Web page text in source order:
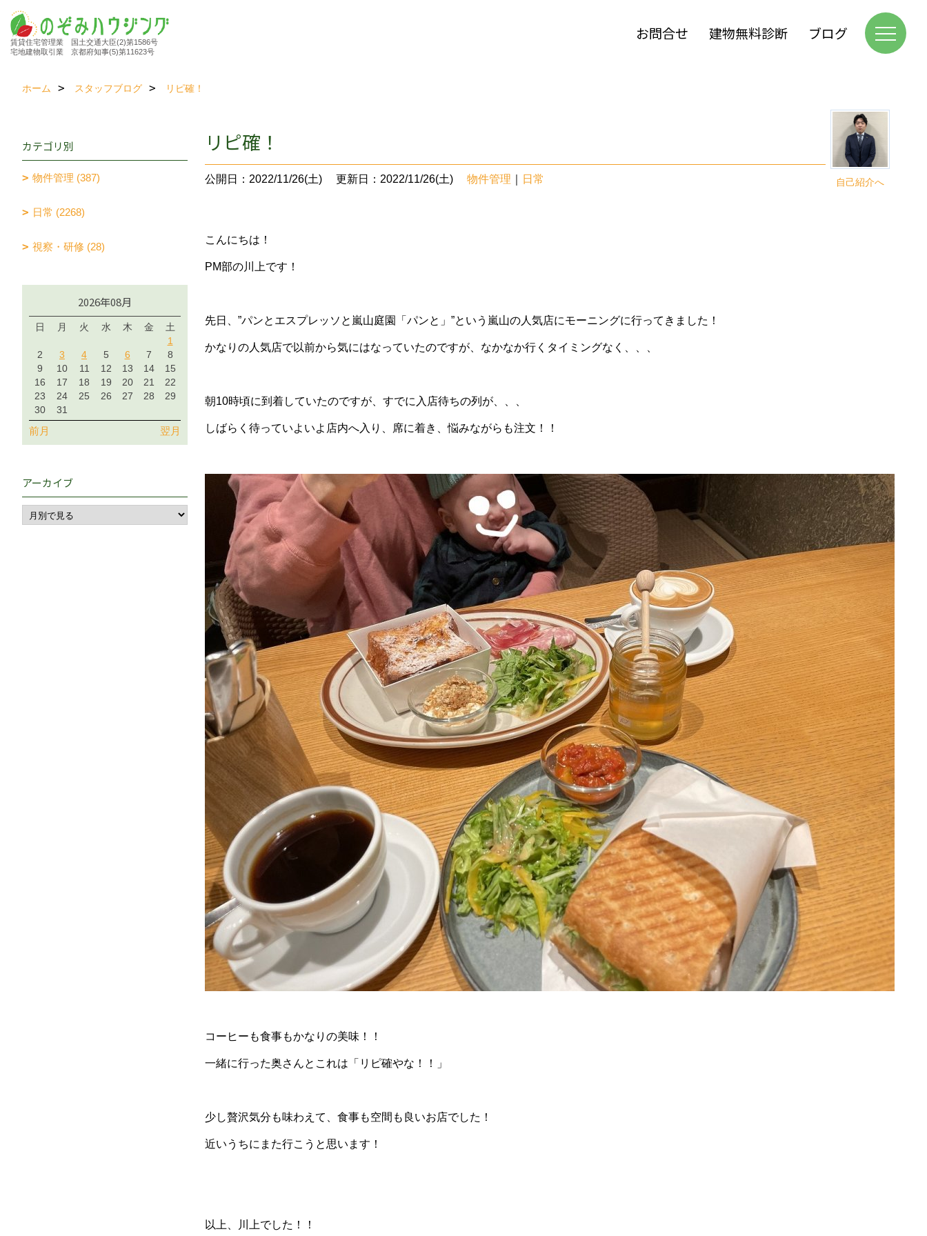
賃貸住宅管理業 国土交通大臣(2)第1586号
宅地建物取引業 京都府知事(5)第11623号
お問合せ 建物無料診断 ブログ
ホーム スタッフブログ リピ確！
自己紹介へ
リピ確！
公開日：2022/11/26(土) 更新日：2022/11/26(土) 物件管理 日常
こんにちは！
PM部の川上です！
先日、”パンとエスプレッソと嵐山庭園「パンと」”という嵐山の人気店にモーニングに行ってきました！
かなりの人気店で以前から気にはなっていたのですが、なかなか行くタイミングなく、、、
朝10時頃に到着していたのですが、すでに入店待ちの列が、、、
しばらく待っていよいよ店内へ入り、席に着き、悩みながらも注文！！
コーヒーも食事もかなりの美味！！
一緒に行った奥さんとこれは「リピ確やな！！」
少し贅沢気分も味わえて、食事も空間も良いお店でした！
近いうちにまた行こうと思います！
以上、川上でした！！
カテゴリ別
物件管理 (387)
日常 (2268)
視察・研修 (28)
2026年08月
日 月 火 水 木 金
土
1
2
3 4 5 6 7
8
9
10 11 12 13 14
15
16
17 18 19 20 21
22
23
24 25 26 27 28
29
30
31
前月 翌月
アーカイブ